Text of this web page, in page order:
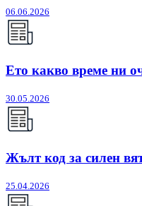
06.06.2026
Ето какво време ни
30.05.2026
Жълт код за силен
25.04.2026